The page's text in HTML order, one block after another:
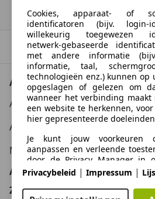
Homepage
Auto kopen
Auto kooptips
Auto zoektips
Meer informatie
Auto verkopen
Zakelijk
Cookies, apparaat- of
identificatoren (bijv. login-
willekeurig toegewezen
netwerk-gebaseerde
met andere informatie
informatie, taal,
technologieën enz.) kunnen op
opgeslagen of gelezen om
wanneer het verbinding
een website te herkennen,
hier gepresenteerde
Je kunt jouw voorkeuren
aanpassen en verleende
door de Privacy Manager in
bezoeken.
Privacybeleid | Impressum |